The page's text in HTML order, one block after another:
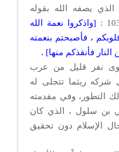
الذي يصفه الله بقوله
[واذكروا نعمة الله
، فأصبحتم بنعمته
فأنقذكم منها] .
نفر قليل من عرب
شركه ريثما تتجلى له
التطور، وفي مقدمته
بن سلول ، الذي كان
الإسلام دون تحقيق